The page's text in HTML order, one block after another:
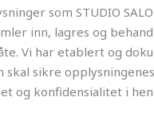
som STUDIO
inn, lagres og
Vi har etablert og
skal sikre
og konfidensialitet i